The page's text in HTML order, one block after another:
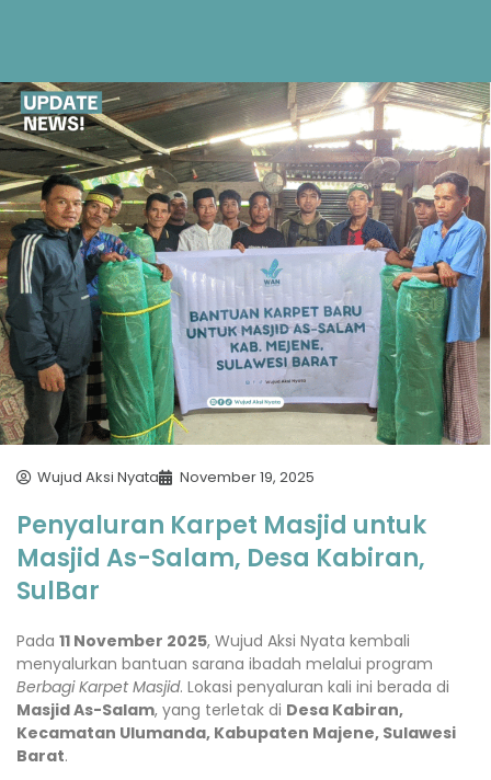
Wujud Aksi Nyata November 19, 2025
Penyaluran Karpet Masjid untuk
Masjid As-Salam, Desa Kabiran,
SulBar
Pada 11 November 2025, Wujud Aksi Nyata kembali
menyalurkan bantuan sarana ibadah melalui program
Berbagi Karpet Masjid. Lokasi penyaluran kali ini berada di
Masjid As-Salam, yang terletak di Desa Kabiran,
Kecamatan Ulumanda, Kabupaten Majene, Sulawesi
Barat.